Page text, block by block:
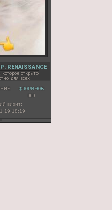
RENAISSANCE
которое открыто
для всех
ФЛОРИНОВ:
000
визит:
19:18:19